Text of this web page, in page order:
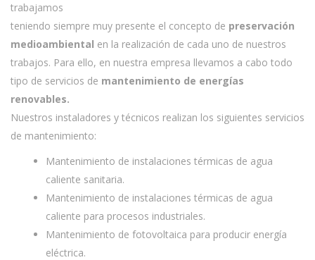
trabajamos
teniendo siempre muy presente el concepto de preservación
medioambiental en la realización de cada uno de nuestros
trabajos. Para ello, en nuestra empresa llevamos a cabo todo
tipo de servicios de mantenimiento de energías
renovables.
Nuestros instaladores y técnicos realizan los siguientes servicios
de mantenimiento:
Mantenimiento de instalaciones térmicas de agua
caliente sanitaria.
Mantenimiento de instalaciones térmicas de agua
caliente para procesos industriales.
Mantenimiento de fotovoltaica para producir energía
eléctrica.